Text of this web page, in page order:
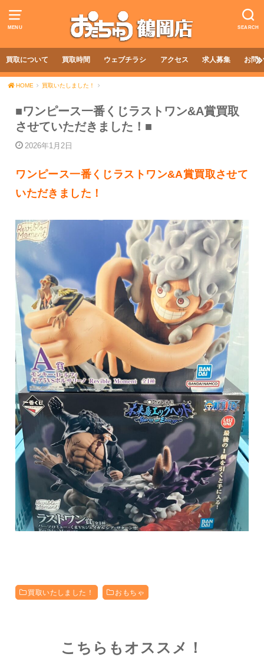
MENU SEARCH
買取について 買取時間 ウェブチラシ アクセス 求人募集 お問
HOME 買取いたしました！
■ワンピース一番くじラストワン&A賞買取
させていただきました！■
2026年1月2日
ワンピース一番くじラストワン&A賞買取させて
いただきました！
買取いたしました！ おもちゃ
こちらもオススメ！